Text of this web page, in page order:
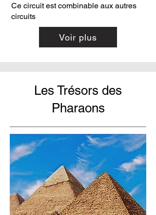
Ce circuit est combinable aux autres
circuits
Voir plus
Les Trésors des
Pharaons